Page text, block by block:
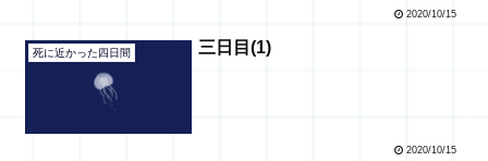
2020/10/15
死に近かった四日間 三日目(1)
2020/10/15